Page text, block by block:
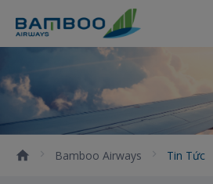
Bamboo Airways Tin Tức